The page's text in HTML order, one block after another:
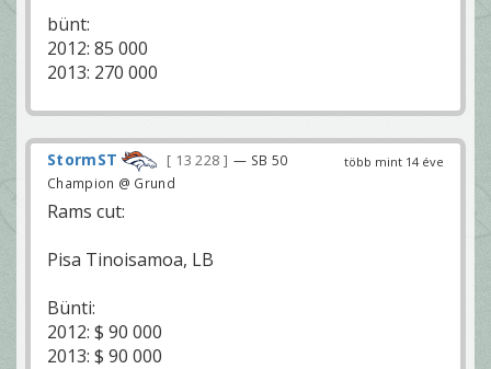
bünt:
2012: 85 000
2013: 270 000
több mint 14 éve
StormST 13 228
— SB 50
Champion @ Grund
Rams cut:
Pisa Tinoisamoa, LB
Bünti:
2012: $ 90 000
2013: $ 90 000